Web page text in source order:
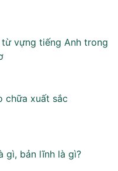
vựng tiếng Anh trong
chữa xuất sắc
gì, bản lĩnh là gì?